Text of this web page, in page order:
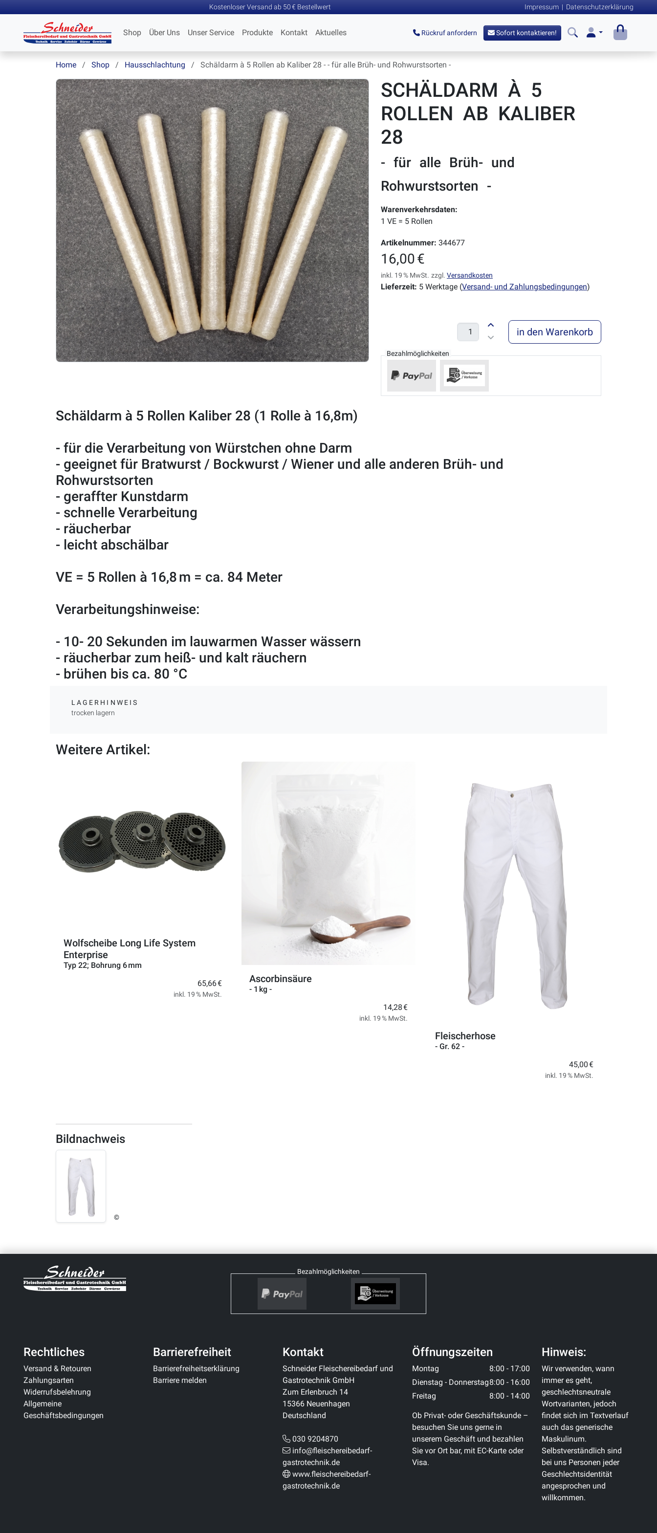
Kostenloser Versand ab 50 € Bestellwert Impressum | Datenschutzerklärung
Shop Über Uns Unser Service Produkte Kontakt Aktuelles Rückruf anfordern Sofort kontaktieren!
Home Shop Hausschlachtung Schäldarm à 5 Rollen ab Kaliber 28 - - für alle Brüh- und Rohwurstsorten -
SCHÄLDARM À 5
ROLLEN AB KALIBER
28
- für alle Brüh- und
Rohwurstsorten -
Warenverkehrsdaten:
1 VE = 5 Rollen
Artikelnummer: 344677
16,00 €
inkl. 19 % MwSt. zzgl. Versandkosten
Lieferzeit: 5 Werktage (Versand- und Zahlungsbedingungen)
in den Warenkorb
Bezahlmöglichkeiten
Schäldarm à 5 Rollen Kaliber 28 (1 Rolle à 16,8m)
- für die Verarbeitung von Würstchen ohne Darm
- geeignet für Bratwurst / Bockwurst / Wiener und alle anderen Brüh- und
Rohwurstsorten
- geraffter Kunstdarm
- schnelle Verarbeitung
- räucherbar
- leicht abschälbar
VE = 5 Rollen à 16,8 m = ca. 84 Meter
Verarbeitungshinweise:
- 10- 20 Sekunden im lauwarmen Wasser wässern
- räucherbar zum heiß- und kalt räuchern
- brühen bis ca. 80 °C
LAGERHINWEIS
trocken lagern
Weitere Artikel:
Wolfscheibe Long Life System
Enterprise
Typ 22; Bohrung 6 mm
65,66 €
inkl. 19 % MwSt.
Ascorbinsäure
- 1 kg -
14,28 €
inkl. 19 % MwSt.
Fleischerhose
- Gr. 62 -
45,00 €
inkl. 19 % MwSt.
Bildnachweis
©
Bezahlmöglichkeiten
Rechtliches
Versand & Retouren
Zahlungsarten
Widerrufsbelehrung
Allgemeine
Geschäftsbedingungen
Barrierefreiheit
Barrierefreiheitserklärung
Barriere melden
Kontakt
Schneider Fleischereibedarf und
Gastrotechnik GmbH
Zum Erlenbruch 14
15366 Neuenhagen
Deutschland
030 9204870
info@fleischereibedarf-
gastrotechnik.de
www.fleischereibedarf-
gastrotechnik.de
Öffnungszeiten
Montag
8:00 - 17:00
Dienstag - Donnerstag8:00 - 16:00
Freitag
8:00 - 14:00
Ob Privat- oder Geschäftskunde –
besuchen Sie uns gerne in
unserem Geschäft und bezahlen
Sie vor Ort bar, mit EC-Karte oder
Visa.
Hinweis:
Wir verwenden, wann
immer es geht,
geschlechtsneutrale
Wortvarianten, jedoch
findet sich im Textverlauf
auch das generische
Maskulinum.
Selbstverständlich sind
bei uns Personen jeder
Geschlechtsidentität
angesprochen und
willkommen.